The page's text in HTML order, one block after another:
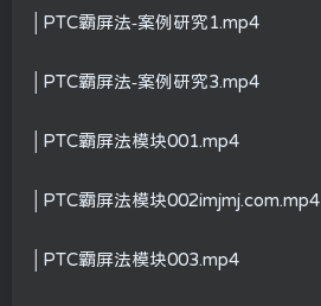
│PTC霸屏法-案例研究1.mp4
│PTC霸屏法-案例研究3.mp4
│PTC霸屏法模块001.mp4
│PTC霸屏法模块002imjmj.com.mp4
│PTC霸屏法模块003.mp4